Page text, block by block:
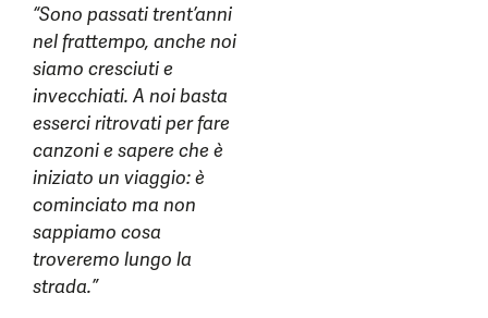
“Sono passati trent’anni
nel frattempo, anche noi
siamo cresciuti e
invecchiati. A noi basta
esserci ritrovati per fare
canzoni e sapere che è
iniziato un viaggio: è
cominciato ma non
sappiamo cosa
troveremo lungo la
strada.”